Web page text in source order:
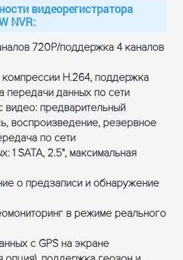
видеорегистратора
NVR:
720P/поддержка 4 каналов
H.264, поддержка
передачи данных по сети
видео: предварительный
воспроизведение, резервное
по сети
1 SATA, 2.5", максимальная
о предзаписи и обнаружение
в режиме реального
с GPS на экране
4G\3G
LTE/
1
связь
1